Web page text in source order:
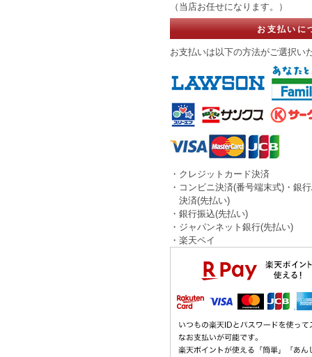
（当店お任せになります。）
お支払いに
お支払いは以下の方法がご選択い
・クレジットカード決済
・コンビニ決済(番号端末式)・銀
決済(先払い)
・銀行振込(先払い)
・ジャパンネット銀行(先払い)
・楽天ペイ